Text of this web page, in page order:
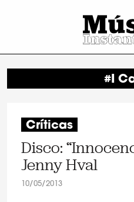
#I
Críticas
Disco:
Jenny Hval
10/05/2013